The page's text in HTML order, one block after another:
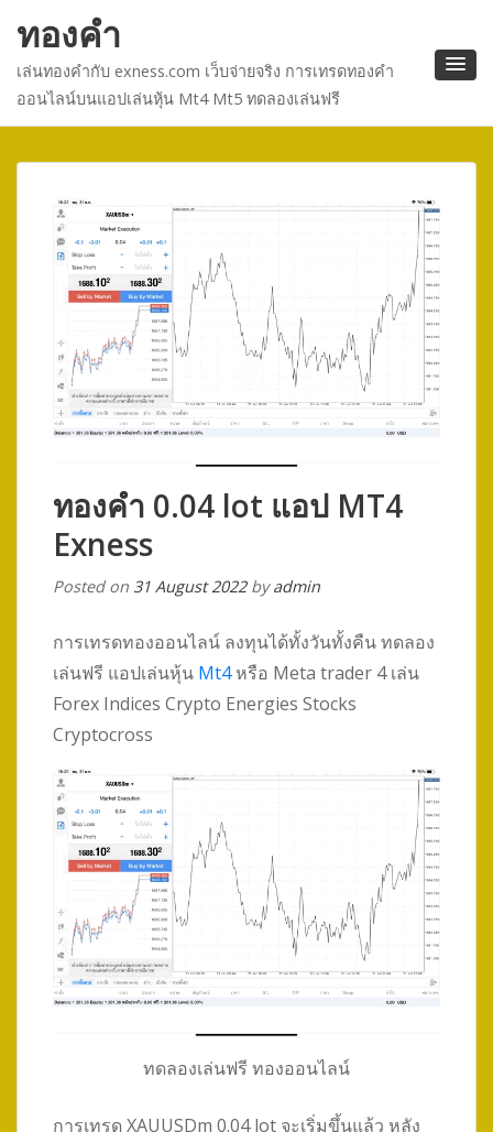
ทองคำ
เล่นทองคำกับ exness.com เว็บจ่ายจริง การเทรดทองคำ
ออนไลน์บนแอปเล่นหุ้น Mt4 Mt5 ทดลองเล่นฟรี
ทองคำ 0.04 lot แอป MT4
Exness
Posted on 31 August 2022byadmin
การเทรดทองออนไลน์ ลงทุนได้ทั้งวันทั้งคืน ทดลอง
เล่นฟรี แอปเล่นหุ้น Mt4หรือ Meta trader 4 เล่น
Forex Indices Crypto Energies Stocks
Cryptocross
ทดลองเล่นฟรี ทองออนไลน์
การเทรด XAUUSDm 0.04 lot จะเริ่มขึ้นแล้ว หลัง